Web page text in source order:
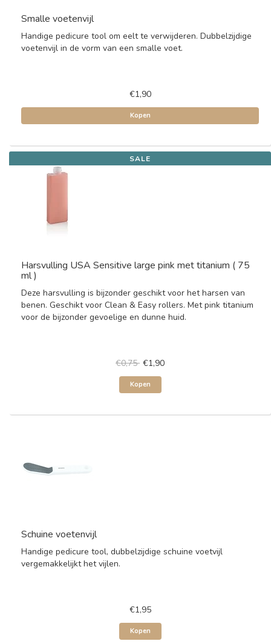
Smalle voetenvijl
Handige pedicure tool om eelt te verwijderen. Dubbelzijdige
voetenvijl in de vorm van een smalle voet.
€1,90
Kopen
SALE
Harsvulling USA Sensitive large pink met titanium ( 75
ml )
Deze harsvulling is bijzonder geschikt voor het harsen van
benen. Geschikt voor Clean & Easy rollers. Met pink titanium
voor de bijzonder gevoelige en dunne huid.
€0,75 €1,90
Kopen
Schuine voetenvijl
Handige pedicure tool, dubbelzijdige schuine voetvijl
vergemakkelijkt het vijlen.
€1,95
Kopen